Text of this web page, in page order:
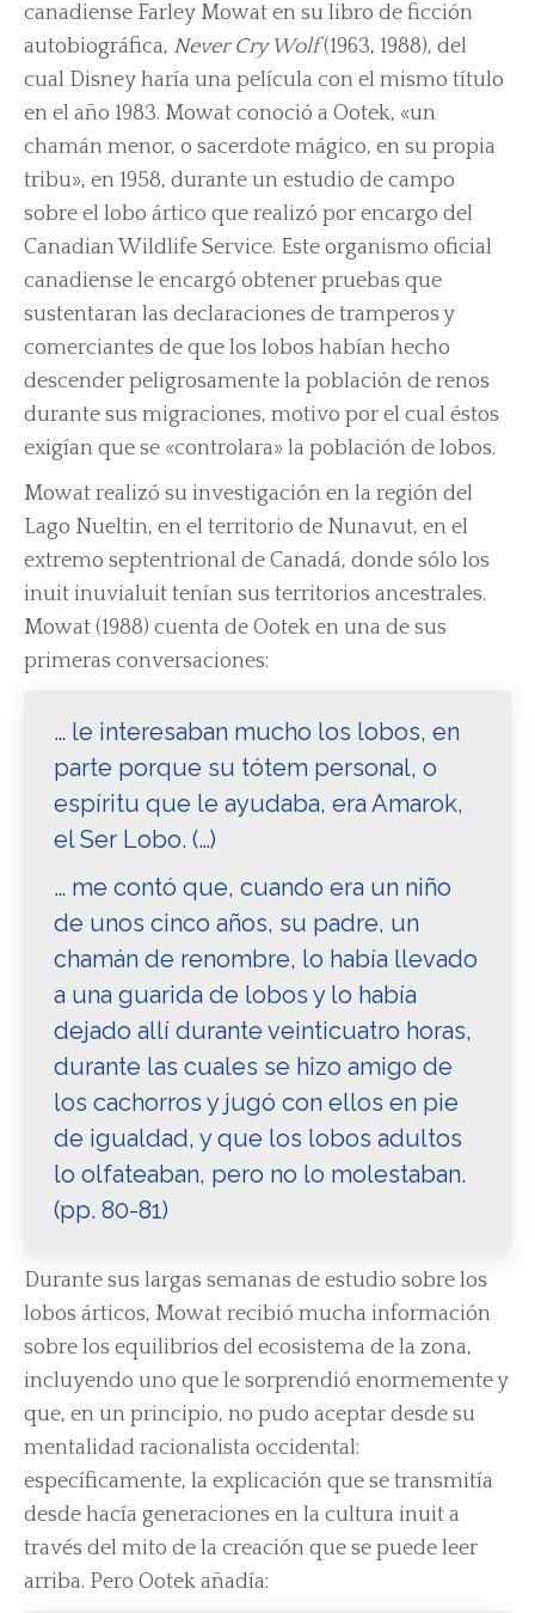
canadiense Farley Mowat en su libro de ficción
autobiográfica, Never Cry Wolf(1963, 1988), del
cual Disney haría una película con el mismo título
en el año 1983. Mowat conoció a Ootek, «un
chamán menor, o sacerdote mágico, en su propia
tribu», en 1958, durante un estudio de campo
sobre el lobo ártico que realizó por encargo del
Canadian Wildlife Service. Este organismo oficial
canadiense le encargó obtener pruebas que
sustentaran las declaraciones de tramperos y
comerciantes de que los lobos habían hecho
descender peligrosamente la población de renos
durante sus migraciones, motivo por el cual éstos
exigían que se «controlara» la población de lobos.
Mowat realizó su investigación en la región del
Lago Nueltin, en el territorio de Nunavut, en el
extremo septentrional de Canadá, donde sólo los
inuit inuvialuit tenían sus territorios ancestrales.
Mowat (1988) cuenta de Ootek en una de sus
primeras conversaciones:
… le interesaban mucho los lobos, en
parte porque su tótem personal, o
espíritu que le ayudaba, era Amarok,
el Ser Lobo. (…)
… me contó que, cuando era un niño
de unos cinco años, su padre, un
chamán de renombre, lo había llevado
a una guarida de lobos y lo había
dejado allí durante veinticuatro horas,
durante las cuales se hizo amigo de
los cachorros y jugó con ellos en pie
de igualdad, y que los lobos adultos
lo olfateaban, pero no lo molestaban.
(pp. 80-81)
Durante sus largas semanas de estudio sobre los
lobos árticos, Mowat recibió mucha información
sobre los equilibrios del ecosistema de la zona,
incluyendo uno que le sorprendió enormemente y
que, en un principio, no pudo aceptar desde su
mentalidad racionalista occidental:
específicamente, la explicación que se transmitía
desde hacía generaciones en la cultura inuit a
través del mito de la creación que se puede leer
arriba. Pero Ootek añadía: